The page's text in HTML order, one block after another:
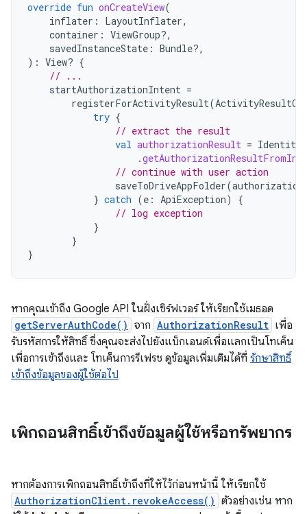
override fun onCreateView(
inflater : LayoutInflater,
container : ViewGroup?,
savedInstanceState : Bundle?,
): View? {
// ...
startAuthorizationIntent =
registerForActivityResult(
try {
// extract the result
val authorizationResult = Identity
.
// continue with user action
saveToDriveAppFolder(
} catch (e : ApiException)
{
// log exception
}
}
}
หากคุณเข้าถึง Google API ในฝั่งเซิร์ฟเวอร์ ให้เรียกใช้เมธอด
getServerAuthCode() จาก AuthorizationResult เพื่อ
รับรหัสการให้สิทธิ์ ซึ่งคุณจะส่งไปยังแบ็กเอนด์เพื่อแลกเป็นโทเค็น
เพื่อการเข้าถึงและ โทเค็นการรีเฟรช ดูข้อมูลเพิ่มเติมได้ที่ รักษาสิทธิ์
เข้าถึงข้อมูลของผู้ใช้ต่อไป
เพิกถอนสิทธิ์เข้าถึงข้อมูลผู้ใช้หรือทรัพยากร
หากต้องการเพิกถอนสิทธิ์เข้าถึงที่ให้ไว้ก่อนหน้านี้ ให้เรียกใช้
AuthorizationClient.revokeAccess() ตัวอย่างเช่น หาก